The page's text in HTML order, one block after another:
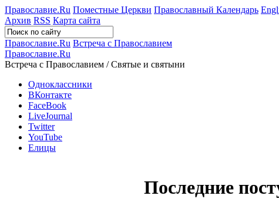
Православие.Ru Поместные Церкви Православный Календарь
Архив RSS Карта сайта
Православие.Ru Встреча с Православием
Православие.Ru
Встреча с Православием / Святые и святыни
Одноклассники
ВКонтакте
FaceBook
LiveJournal
Twitter
YouTube
Елицы
Последние